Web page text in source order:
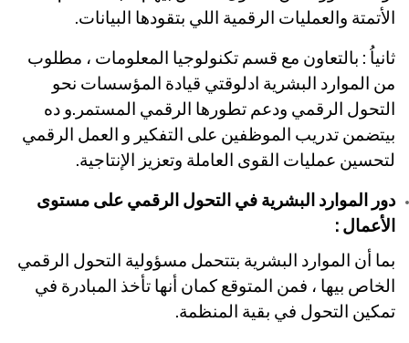
الأتمتة والعمليات الرقمية اللي بتقودها البيانات.
ثانياُ : بالتعاون مع قسم تكنولوجيا المعلومات ، مطلوب
من الموارد البشرية ادلوقتي قيادة المؤسسات نحو
التحول الرقمي ودعم تطورها الرقمي المستمر.و ده
بيتضمن تدريب الموظفين على التفكير و العمل الرقمي
لتحسين عمليات القوى العاملة وتعزيز الإنتاجية.
دور الموارد البشرية في التحول الرقمي على مستوى
الأعمال :
بما أن الموارد البشرية بتتحمل مسؤولية التحول الرقمي
الخاص بيها ، فمن المتوقع كمان أنها تأخذ المبادرة في
تمكين التحول في بقية المنظمة.